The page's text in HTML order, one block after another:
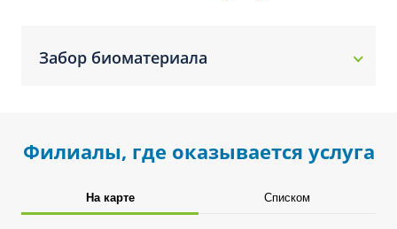
Забор биоматериала
Филиалы, где оказывается услуга
На карте Списком